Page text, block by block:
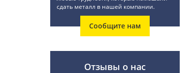
сдать металл в нашей компании.
Сообщите нам
Отзывы о нас